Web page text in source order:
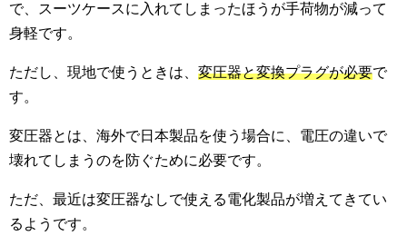
で、スーツケースに入れてしまったほうが手荷物が減って
身軽です。
ただし、現地で使うときは、 変圧器と変換プラグが必要で
す。
変圧器とは、海外で日本製品を使う場合に、電圧の違いで
壊れてしまうのを防ぐために必要です。
ただ、最近は変圧器なしで使える電化製品が増えてきてい
るようです。